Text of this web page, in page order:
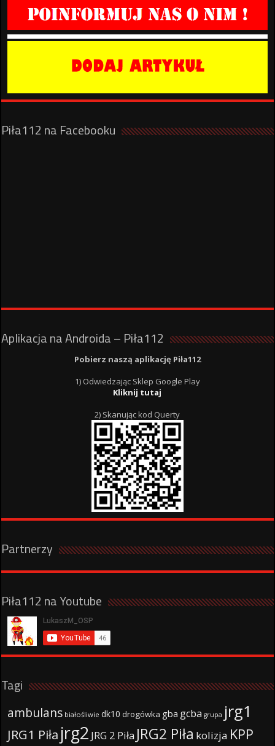
Piła112 na Facebooku
Aplikacja na Androida – Piła112
Pobierz naszą aplikację Piła112
1) Odwiedzając Sklep Google Play
Kliknij tutaj
2) Skanując kod Querty
Partnerzy
Piła112 na Youtube
Tagi
ambulans białośliwie dk10 drogówka gba gcba grupa jrg1
JRG1 Piła jrg2 JRG 2 Piła JRG2 Piła kolizja KPP